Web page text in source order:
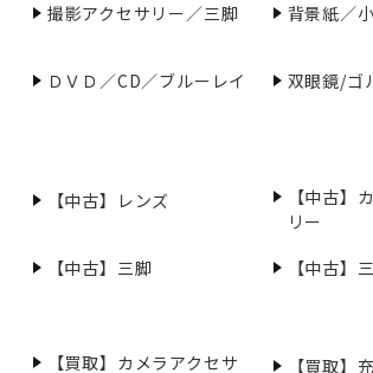
撮影アクセサリー／三脚 背景紙／
ＤＶＤ／CD／ブルーレイ 双眼鏡/ゴ
【中古】レンズ
【中古】
リー
【中古】三脚 【中古】
【買取】カメラアクセサ 【買取】